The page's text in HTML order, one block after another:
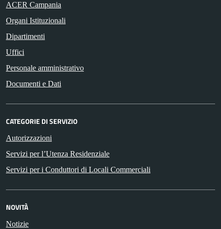
ACER Campania
Organi Istituzionali
Dipartimenti
Uffici
Personale amministrativo
Documenti e Dati
CATEGORIE DI SERVIZIO
Autorizzazioni
Servizi per l’Utenza Residenziale
Servizi per i Conduttori di Locali Commerciali
NOVITÀ
Notizie